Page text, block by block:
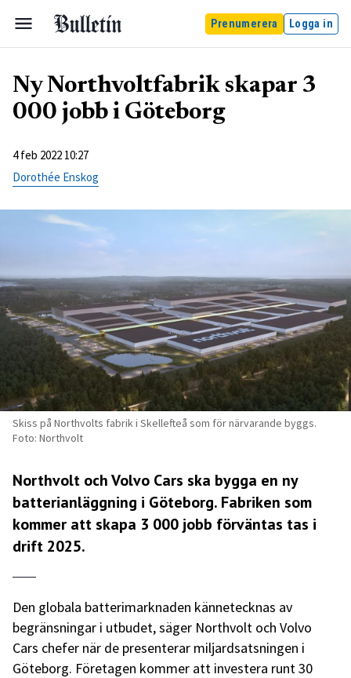
Prenumerera Logga in
Ny Northvoltfabrik skapar 3
000 jobb i Göteborg
4 feb 2022 10:27
Dorothée Enskog
Skiss på Northvolts fabrik i Skellefteå som för närvarande byggs.
Foto: Northvolt
Northvolt och Volvo Cars ska bygga en ny
batterianläggning i Göteborg. Fabriken som
kommer att skapa 3 000 jobb förväntas tas i
drift 2025.
Den globala batterimarknaden kännetecknas av
begränsningar i utbudet, säger Northvolt och Volvo
Cars chefer när de presenterar miljardsatsningen i
Göteborg. Företagen kommer att investera runt 30